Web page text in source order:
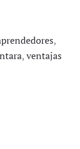
,
,ventajas